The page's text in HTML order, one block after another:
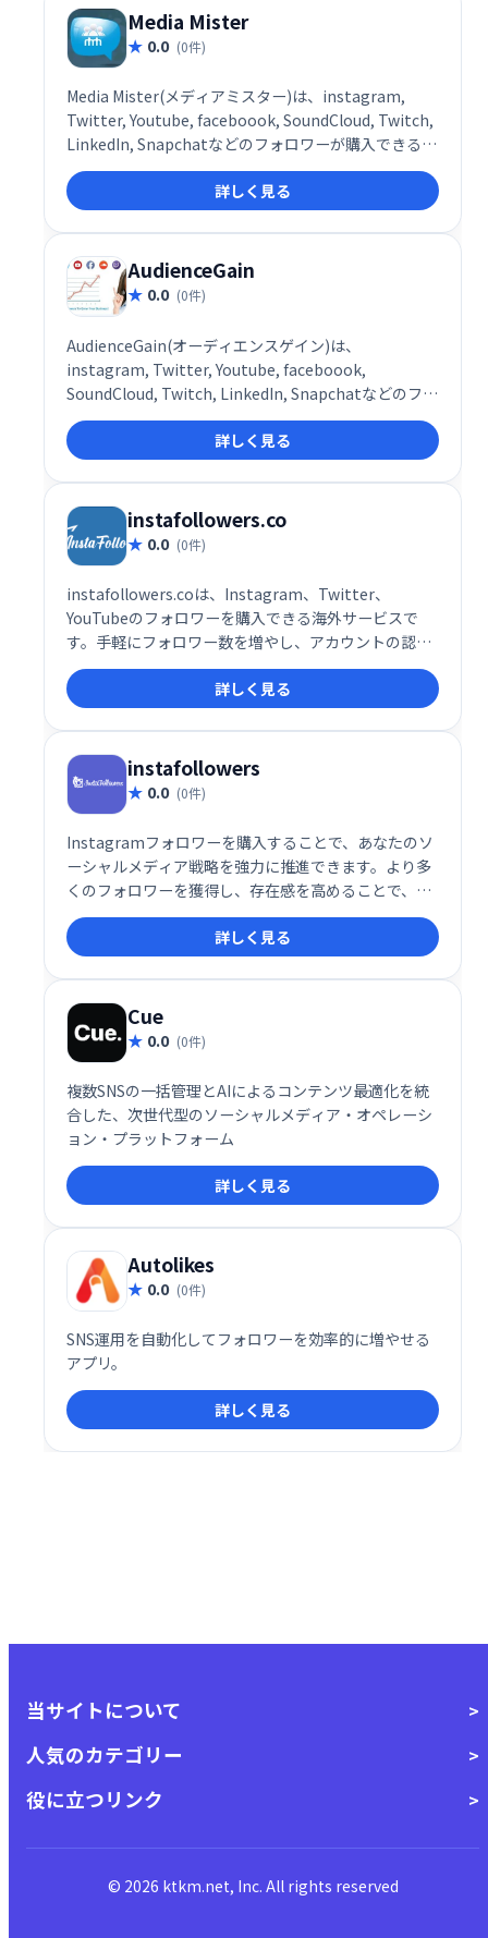
Media Mister
0.0 (0件)
Media Mister(メディアミスター)は、instagram,
Twitter, Youtube, faceboook, SoundCloud, Twitch,
LinkedIn, Snapchatなどのフォロワーが購入できる海
外のサービスです。
詳しく見る
AudienceGain
0.0 (0件)
AudienceGain(オーディエンスゲイン)は、
instagram, Twitter, Youtube, faceboook,
SoundCloud, Twitch, LinkedIn, Snapchatなどのフォ
ロワーが購入できる海外のサービスです。
詳しく見る
instafollowers.co
0.0 (0件)
instafollowers.coは、Instagram、Twitter、
YouTubeのフォロワーを購入できる海外サービスで
す。手軽にフォロワー数を増やし、アカウントの認知
度向上を目指したい方におすすめです。ただし、不正
なフォロワー増加はアカウント停止のリスクも伴いま
すので、利用にはご注意ください。
詳しく見る
instafollowers
0.0 (0件)
Instagramフォロワーを購入することで、あなたのソ
ーシャルメディア戦略を強力に推進できます。より多
くのフォロワーを獲得し、存在感を高めることで、新
たなビジネスチャンスや影響力の拡大につながりま
す。競合他社との差別化を図り、Instagramで成功を
目指しましょう。
詳しく見る
Cue
0.0 (0件)
複数SNSの一括管理とAIによるコンテンツ最適化を統
合した、次世代型のソーシャルメディア・オペレーシ
ョン・プラットフォーム
詳しく見る
Autolikes
0.0 (0件)
SNS運用を自動化してフォロワーを効率的に増やせる
アプリ。
詳しく見る
当サイトについて
人気のカテゴリー
役に立つリンク
© 2026 ktkm.net, Inc. All rights reserved